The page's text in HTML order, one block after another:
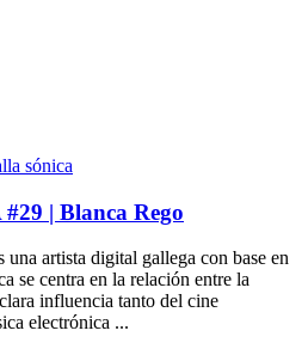
sónica
| Blanca Rego
artista digital gallega con base en
se centra en la relación entre la
influencia tanto del cine
electrónica ...